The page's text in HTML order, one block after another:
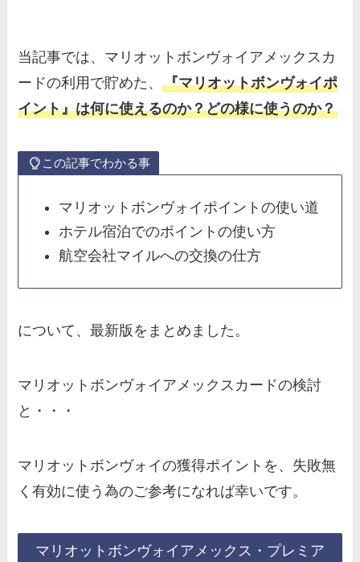
当記事では、マリオットボンヴォイアメックスカ
ードの利用で貯めた、『マリオットボンヴォイポ
イント』は何に使えるのか？どの様に使うのか？
この記事でわかる事
マリオットボンヴォイポイントの使い道
ホテル宿泊でのポイントの使い方
航空会社マイルへの交換の仕方
について、最新版をまとめました。
マリオットボンヴォイアメックスカードの検討
と・・・
マリオットボンヴォイの獲得ポイントを、失敗無
く有効に使う為のご参考になれば幸いです。
マリオットボンヴォイアメックス・プレミア